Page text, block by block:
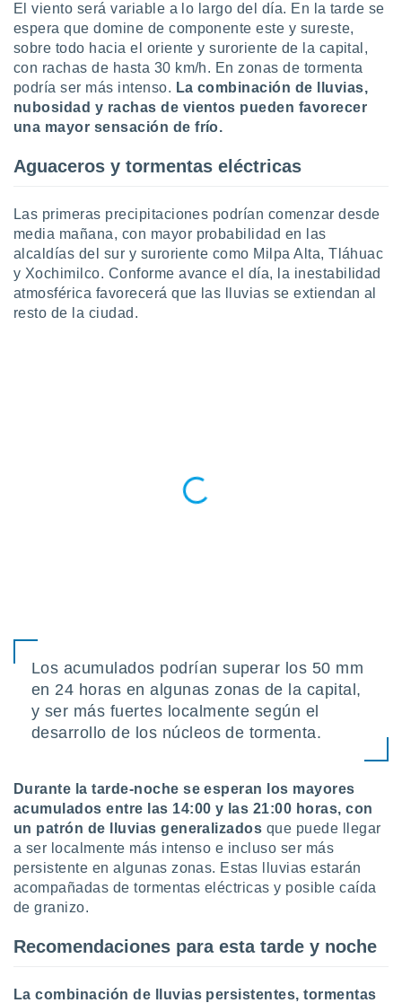
perfiles
utilizar
crear un
la
de la
el
del
de
o a través
de
El viento será variable a lo largo del día. En la tarde se
espera que domine de componente este y sureste,
sobre todo hacia el oriente y suroriente de la capital,
con rachas de hasta 30 km/h. En zonas de tormenta
podría ser más intenso. La combinación de lluvias,
nubosidad y rachas de vientos pueden favorecer
una mayor sensación de frío.
Aguaceros y tormentas eléctricas
Las primeras precipitaciones podrían comenzar desde
media mañana, con mayor probabilidad en las
alcaldías del sur y suroriente como Milpa Alta, Tláhuac
y Xochimilco. Conforme avance el día, la inestabilidad
atmosférica favorecerá que las lluvias se extiendan al
resto de la ciudad.
Los acumulados podrían superar los 50 mm
en 24 horas en algunas zonas de la capital,
y ser más fuertes localmente según el
desarrollo de los núcleos de tormenta.
Durante la tarde-noche se esperan los mayores
acumulados entre las 14:00 y las 21:00 horas, con
un patrón de lluvias generalizados que puede llegar
a ser localmente más intenso e incluso ser más
persistente en algunas zonas. Estas lluvias estarán
acompañadas de tormentas eléctricas y posible caída
de granizo.
Recomendaciones para esta tarde y noche
La combinación de lluvias persistentes, tormentas